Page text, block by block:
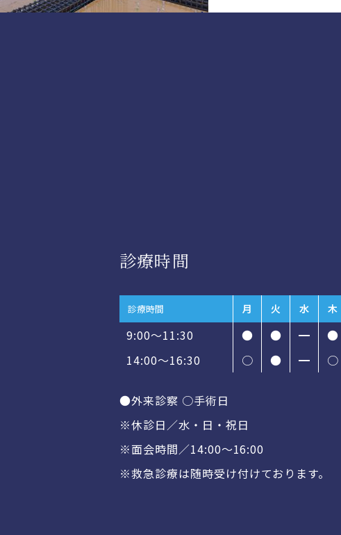
診療時間
診療時間 月 火 水 木
9:00～11:30 ● ● ━ ●
14:00〜16:30
○ ● ━ ○
●外来診察 ○手術日
※休診日／水・日・祝日
※面会時間／14:00〜16:00
※救急診療は随時受け付けております。